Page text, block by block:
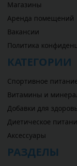
Магазины
Аренда помещений
Вакансии
Политика
КАТЕГОРИИ
Спортивное
Витамины и
Добавки для
Диетическое
Аксессуары
РАЗДЕЛЫ